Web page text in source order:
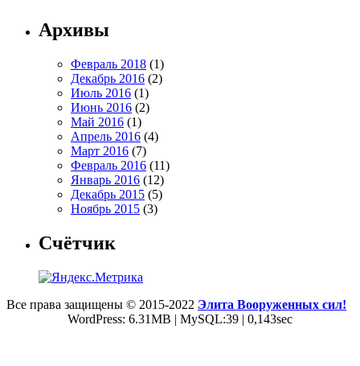
Архивы
Февраль 2018 (1)
Декабрь 2016 (2)
Июль 2016 (1)
Июнь 2016 (2)
Май 2016 (1)
Апрель 2016 (4)
Март 2016 (7)
Февраль 2016 (11)
Январь 2016 (12)
Декабрь 2015 (5)
Ноябрь 2015 (3)
Счётчик
Все права защищены © 2015-2022 Элита Вооруженных сил!
WordPress: 6.31MB | MySQL:39 | 0,143sec